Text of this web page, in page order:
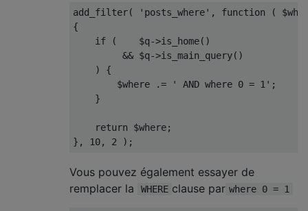
add_filter( 'posts_where' , function (
{
if
(
    $q
->is_home()
&& $q->is_main_query()
)
{
        $where
.= ' AND where 0 = 1' ;
}
return $where;
},
10, 2 );
Vous pouvez également essayer de
remplacer la
WHERE clause par where 0 = 1